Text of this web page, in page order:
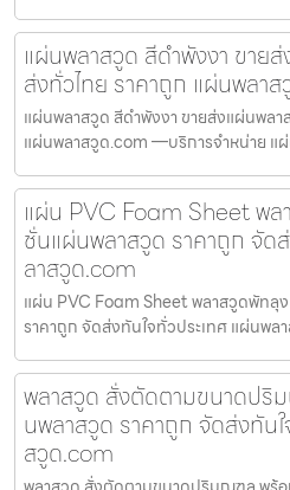
แผ่นพลาสวูด สีดำพังงา ขาย
ส่งทั่วไทย ราคาถูก แผ่นพลา
แผ่นพลาสวูด สีดำพังงา ขายส่งแผ่นพล
แผ่นพลาสวูด.com —บริการจำหน่าย แ
แผ่น PVC Foam Sheet พล
ชั่นแผ่นพลาสวูด ราคาถูก จัด
ลาสวูด.com
แผ่น PVC Foam Sheet พลาสวูดพัทลุ
ราคาถูก จัดส่งทันใจทั่วประเทศ แผ่นพ
พลาสวูด สั่งตัดตามขนาดปริ
นพลาสวูด ราคาถูก จัดส่งทัน
สวูด.com